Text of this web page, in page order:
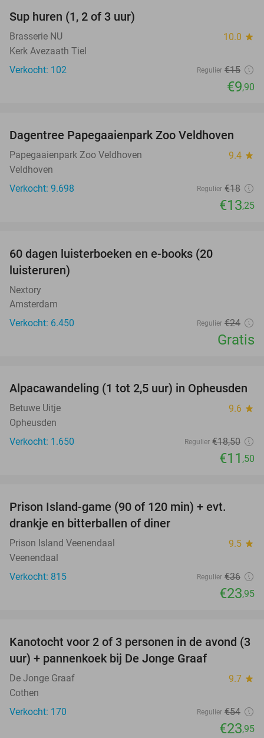
Sup huren (1, 2 of 3 uur)
Brasserie NU 10.0 star
Kerk Avezaath Tiel
Verkocht: 102
Regulier €15
€9,90
26%
Dagentree Papegaaienpark Zoo Veldhoven
Papegaaienpark Zoo Veldhoven 9.4 star
Veldhoven
Verkocht: 9.698
Regulier €18
€13,25
60 dagen luisterboeken en e-books (20
luisteruren)
Nextory
Amsterdam
Verkocht: 6.450
Regulier €24
Gratis
38%
Alpacawandeling (1 tot 2,5 uur) in Opheusden
Betuwe Uitje 9.6 star
Opheusden
Verkocht: 1.650
Regulier €18,50
€11 ,50
Prison Island-game (90 of 120 min) + evt.
drankje en bitterballen of diner
Prison Island Veenendaal 9.5 star
Veenendaal
Verkocht: 815
Regulier €36
€23,95
56%
Kanotocht voor 2 of 3 personen in de avond (3
uur) + pannenkoek bij De Jonge Graaf
De Jonge Graaf 9.7 star
Cothen
Verkocht: 170
Regulier €54
€23,95